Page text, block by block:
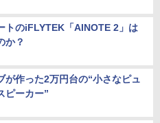
トのiFLYTEK「AINOTE 2」は
か？
が作った2万円台の“小さなピュ
ピーカー”